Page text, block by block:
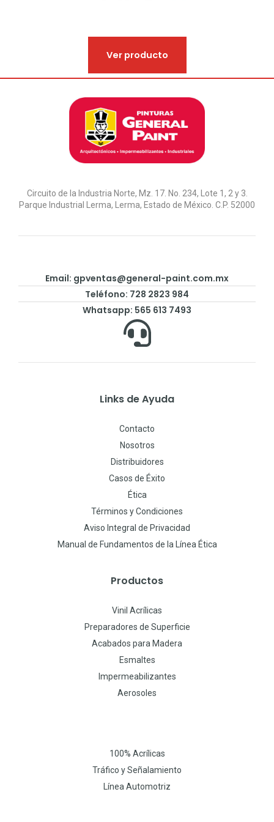
Ver producto
Circuito de la Industria Norte, Mz. 17. No. 234, Lote 1, 2 y 3.
Parque Industrial Lerma, Lerma, Estado de México. C.P. 52000
Email: gpventas@general-paint.com.mx
Teléfono: 728 2823 984
Whatsapp: 565 613 7493
Links de Ayuda
Contacto
Nosotros
Distribuidores
Casos de Éxito
Ética
Términos y Condiciones
Aviso Integral de Privacidad
Manual de Fundamentos de la Línea Ética
Productos
Vinil Acrílicas
Preparadores de Superficie
Acabados para Madera
Esmaltes
Impermeabilizantes
Aerosoles
100% Acrílicas
Tráfico y Señalamiento
Línea Automotriz